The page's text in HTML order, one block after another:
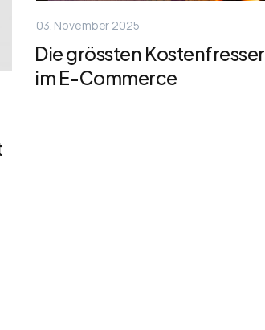
03. November 2025
Die grössten Kostenfresser
im E-Commerce